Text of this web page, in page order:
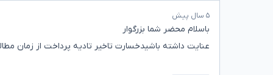
۵ سال پیش
باسلام محضر شما بزرگوار
عنایت داشته باشیدخسارت تاخیر تادیه پرداخت از زمان